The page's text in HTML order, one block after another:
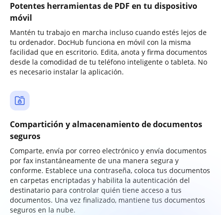
Potentes herramientas de PDF en tu dispositivo
móvil
Mantén tu trabajo en marcha incluso cuando estés lejos de
tu ordenador. DocHub funciona en móvil con la misma
facilidad que en escritorio. Edita, anota y firma documentos
desde la comodidad de tu teléfono inteligente o tableta. No
es necesario instalar la aplicación.
Compartición y almacenamiento de documentos
seguros
Comparte, envía por correo electrónico y envía documentos
por fax instantáneamente de una manera segura y
conforme. Establece una contraseña, coloca tus documentos
en carpetas encriptadas y habilita la autenticación del
destinatario para controlar quién tiene acceso a tus
documentos. Una vez finalizado, mantiene tus documentos
seguros en la nube.